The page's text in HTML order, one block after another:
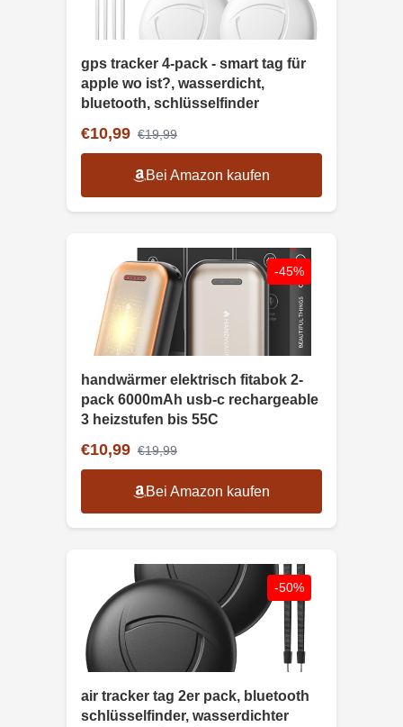
gps tracker 4-pack - smart tag für
apple wo ist?, wasserdicht,
bluetooth, schlüsselfinder
€10,99 €19,99
Bei Amazon kaufen
-45%
handwärmer elektrisch fitabok 2-
pack 6000mAh usb-c rechargeable
3 heizstufen bis 55C
€10,99 €19,99
Bei Amazon kaufen
-50%
air tracker tag 2er pack, bluetooth
schlüsselfinder, wasserdichter